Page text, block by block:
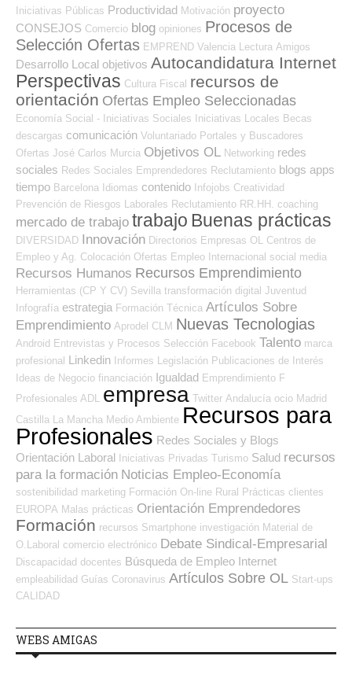
Iniciativas Públicas Productividad Motivación proyecto
CONSEJOS Comercio blog opiniones Procesos de
Selección Ofertas EMPREND Valencia Lectura Amigos
Desarrollo Local objetivos Autocandidatura Internet
Perspectivas Cultura Fiscal recursos de
orientación Ofertas Empleo Seleccionadas
Economía Social - Iniciativas Sociales Iniciativas Locales Becas
descargas comunicación Voluntariado Portales y Buscadores
Ofertas José Carlos Murcia Objetivos OL Networking redes
sociales Redes Sociales Emprendedores Reclutamiento blogs apps
tiempo Barcelona Idiomas contenido Infojobs Creatividad
Prevención de Riesgos Laborales Reclutamiento RR.HH. coaching
mercado de trabajo trabajo Buenas prácticas
DIVERSIDAD Innovación Directorios Empresas OL
Centros de
Empleo y Ag. Colocación Ofertas Empleo Internacional social media
Recursos Humanos Recursos Emprendimiento
Herramientas (CP Y CV) Sevilla transformación digital Juventud
Infografía estrategia Formación Técnica Artículos Sobre
Emprendimiento Aprodel CLM Nuevas Tecnologias
Android Entrevistas y Procesos Selección Facebook Talento marca
profesional Linkedin Informes Legislación Publicaciones de Interés
Ideas de Negocio financiación Igualdad Emprendimiento F
Profesionales ADL
empresa Twitter Andalucía ocio Madrid
Castilla La Mancha Medio Ambiente Recursos para
Profesionales Redes Sociales y Blogs
Orientación Laboral Iniciativas Privadas Turismo Salud recursos
para la formación Noticias Empleo-Economía
sostenibilidad marketing Formación On-line Rural Prácticas clientes
EUROPA Malas prácticas Orientación Emprendedores
Formación recursos Smartphone investigación Material de
O.Laboral comercio electrónico Debate Sindical-Empresarial
Discapacidad docentes Búsqueda de Empleo Internet
empleabilidad Guías Coronavirus Artículos Sobre OL Start-ups
CALIDAD
WEBS AMIGAS